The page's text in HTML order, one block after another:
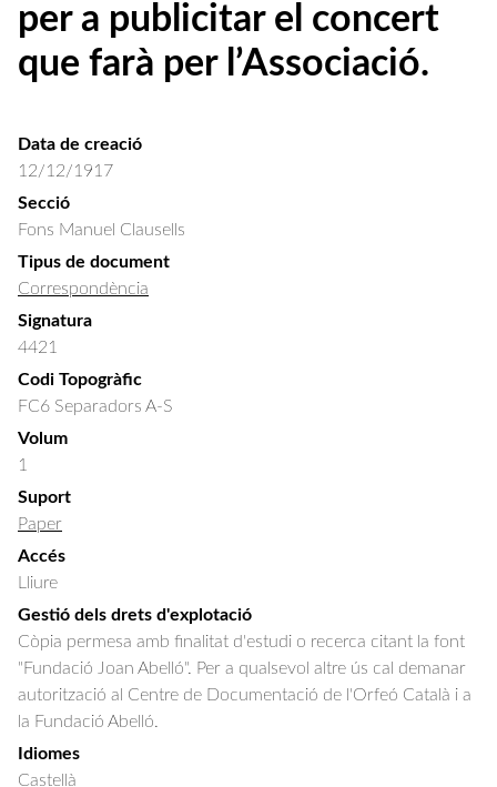
per a publicitar el concert
que farà per l’Associació.
Data de creació
12/12/1917
Secció
Fons Manuel Clausells
Tipus de document
Correspondència
Signatura
4421
Codi Topogràfic
FC6 Separadors A-S
Volum
1
Suport
Paper
Accés
Lliure
Gestió dels drets d'explotació
Còpia permesa amb finalitat d'estudi o recerca citant la font
"Fundació Joan Abelló". Per a qualsevol altre ús cal demanar
autorització al Centre de Documentació de l'Orfeó Català i a
la Fundació Abelló.
Idiomes
Castellà